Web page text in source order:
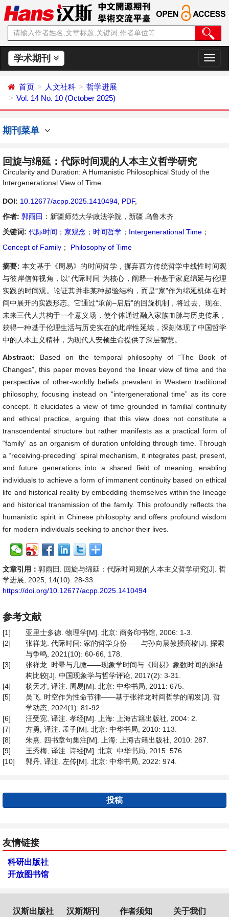
学术期刊
切
换
首页 人文社科
哲学进展
Vol. 14 No. 10 (October 2025)
期刊菜单
回旋与绵延：代际时间观的人本主义哲学研究
Circularity and Duration: A Humanistic Philosophical Study of the
Intergenerational View of Time
DOI: 10.12677/acpp.2025.1410494 PDF,
作者: 郭雨田 ：新疆师范大学政法学院，新疆 乌鲁木齐
关键词: 代际时间 ； 家观念 ； 时间哲学 ； Intergenerational Time ；
Concept of Family ； Philosophy of Time
摘要: 本文基于《周易》的时间哲学，摒弃西方传统哲学中线性时间观
与彼岸信仰视角，以“代际时间”为核心，阐释一种基于家庭绵延与伦理
实践的时间观。论证其并非某种超验结构，而是“家”作为绵延机体在时
间中展开的实践形态。它通过“承前–启后”的回旋机制，将过去、现在、
未来三代人共构于一个意义场，使个体通过融入家族血脉与历史传承，
获得一种基于伦理生活与历史实在的此岸性延续，深刻体现了中国哲学
中的人本主义精神，为现代人安顿生命提供了深层智慧。
Abstract: Based on the temporal philosophy of “The Book of
Changes”, this paper moves beyond the linear view of time and the
perspective of other-worldly beliefs prevalent in Western traditional
philosophy, focusing instead on “intergenerational time” as its core
concept. It elucidates a view of time grounded in familial continuity
and ethical practice, arguing that this view does not constitute a
transcendental structure but rather manifests as a practical form of
“family” as an organism of duration unfolding through time. Through
a “receiving-preceding” spiral mechanism, it integrates past, present,
and future generations into a shared field of meaning, enabling
individuals to achieve a form of immanent continuity based on ethical
life and historical reality by embedding themselves within the lineage
and historical transmission of the family. This profoundly reflects the
humanistic spirit in Chinese philosophy and offers profound wisdom
for modern individuals seeking to anchor their lives.
文章引用： 郭雨田. 回旋与绵延：代际时间观的人本主义哲学研究[J]. 哲
学进展, 2025, 14(10): 28-33.
https://doi.org/10.12677/acpp.2025.1410494
参考文献
[1]
亚里士多德. 物理学[M]. 北京: 商务印书馆, 2006: 1-3.
[2]
张祥龙. 代际时间: 家的哲学身份——与孙向晨教授商榷[J]. 探索
与争鸣, 2021(10): 60-66, 178.
[3]
张祥龙. 时晕与几微——现象学时间与《周易》象数时间的原结
构比较[J]. 中国现象学与哲学评论, 2017(2): 3-31.
[4]
杨天才, 译注. 周易[M]. 北京: 中华书局, 2011: 675.
[5]
吴飞. 时空作为性命节律——基于张祥龙时间哲学的阐发[J]. 哲
学动态, 2024(1): 81-92.
[6]
汪受宽, 译注. 孝经[M]. 上海: 上海古籍出版社, 2004: 2.
[7]
方勇, 译注. 孟子[M]. 北京: 中华书局, 2010: 113.
[8]
朱熹. 四书章句集注[M]. 上海: 上海古籍出版社, 2010: 287.
[9]
王秀梅, 译注. 诗经[M]. 北京: 中华书局, 2015: 576.
[10]
郭丹, 译注. 左传[M]. 北京: 中华书局, 2022: 974.
投稿
友情链接
科研出版社
开放图书馆
汉斯出版社 汉斯期刊 作者须知 关于我们